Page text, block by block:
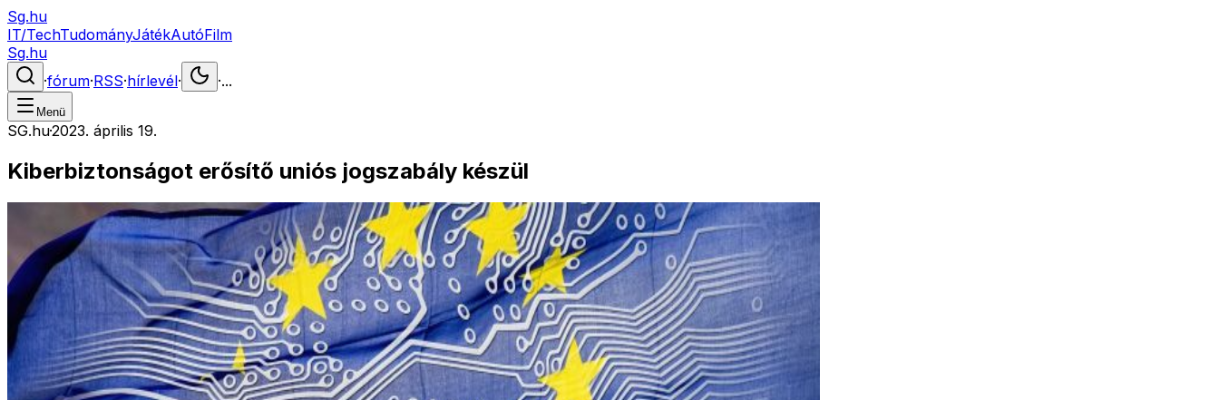
Sg.hu
IT/TechTudományJátékAutóFilm
Sg.hu
·fórum·RSS·hírlevél· ·...
Menü
SG.hu·2023. április 19.
Kiberbiztonságot erősítő uniós jogszabály készül